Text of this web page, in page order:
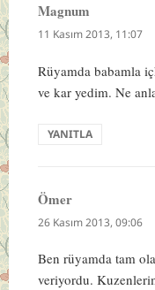
Magnum
ki:
11 Kasım 2013, 11:07
Rüyamda babamla
ve kar yedim. Ne
YANITLA
Ömerdedi
ki:
26 Kasım 2013, 09:06
Ben rüyamda tam
veriyordu.